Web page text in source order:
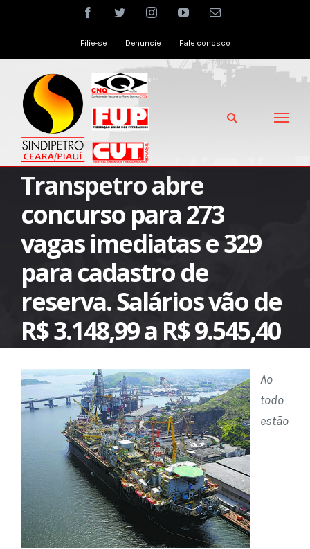
facebooktwitter instagramyoutubeEmail
Filie-se Denuncie Fale conosco
Transpetro abre
concurso para 273
vagas imediatas e 329
para cadastro de
reserva. Salários vão de
R$ 3.148,99 a R$ 9.545,40
Ao
todo
estão